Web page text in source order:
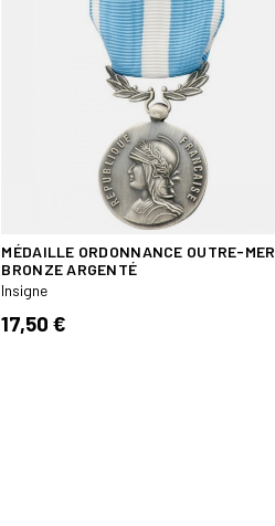
MÉDAILLE ORDONNANCE OUTRE-MER
BRONZE ARGENTÉ
Insigne
17,50 €